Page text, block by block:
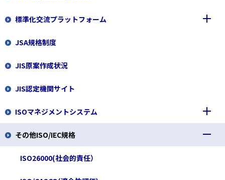
標準化交流プラットフォーム
標準化交流プラットフォームの概要
サーキュラーエコノミー標準化プラットフォーム
JSA規格制度
JIS原案作成状況
JIS認定機関サイト
ISOマネジメントシステム
ISO9000ファミリー
規格情報
ISO14000ファミリー
その他ISO/IEC規格
ISO26000(社会的責任）